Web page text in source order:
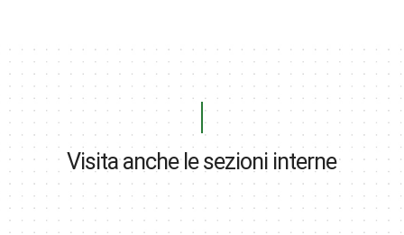
Visita anche le sezioni interne